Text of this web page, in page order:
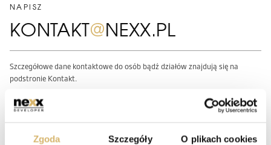
Zgoda Szczegóły O plikach cookies
NAPISZ
KONTAKT@NEXX.PL
Szczegółowe dane kontaktowe do osób bądź działów znajdują się na
podstronie Kontakt.